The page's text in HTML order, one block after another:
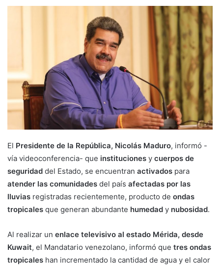
El Presidente de la República, Nicolás Maduro, informó -
vía videoconferencia- que instituciones y cuerpos de
seguridad del Estado, se encuentran activados para
atender las comunidades del país afectadas por las
lluvias registradas recientemente, producto de ondas
tropicales que generan abundante humedad y nubosidad.
Al realizar un enlace televisivo al estado Mérida, desde
Kuwait, el Mandatario venezolano, informó que tres ondas
tropicales han incrementado la cantidad de agua y el calor